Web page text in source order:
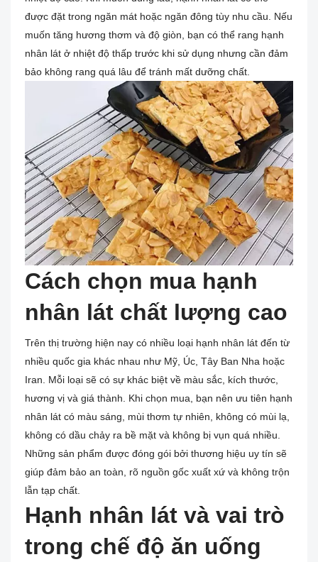
được đặt trong ngăn mát hoặc ngăn đông tùy nhu cầu. Nếu
muốn tăng hương thơm và độ giòn, bạn có thể rang hạnh
nhân lát ở nhiệt độ thấp trước khi sử dụng nhưng cần đảm
bảo không rang quá lâu để tránh mất dưỡng chất.
Cách chọn mua hạnh
nhân lát chất lượng cao
Trên thị trường hiện nay có nhiều loại hạnh nhân lát đến từ
nhiều quốc gia khác nhau như Mỹ, Úc, Tây Ban Nha hoặc
Iran. Mỗi loại sẽ có sự khác biệt về màu sắc, kích thước,
hương vị và giá thành. Khi chọn mua, bạn nên ưu tiên hạnh
nhân lát có màu sáng, mùi thơm tự nhiên, không có mùi lạ,
không có dầu chảy ra bề mặt và không bị vụn quá nhiều.
Những sản phẩm được đóng gói bởi thương hiệu uy tín sẽ
giúp đảm bảo an toàn, rõ nguồn gốc xuất xứ và không trộn
lẫn tạp chất.
Hạnh nhân lát và vai trò
trong chế độ ăn uống